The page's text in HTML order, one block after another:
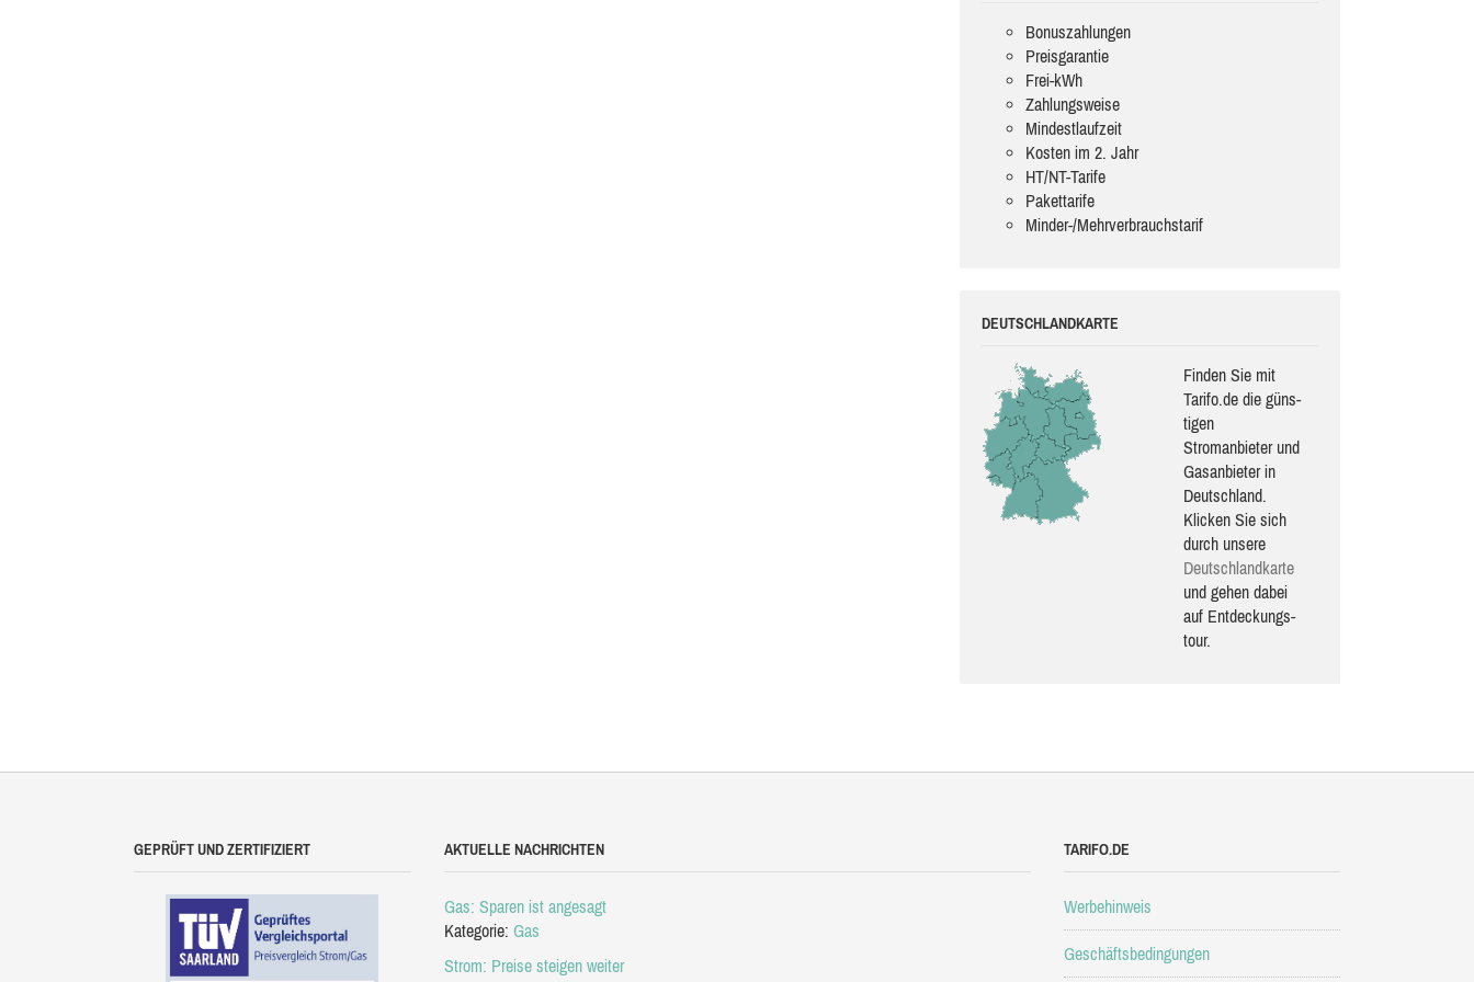
Bonuszahlungen
Preisgarantie
Frei-kWh
Zahlungsweise
Mindestlaufzeit
Kosten im 2. Jahr
HT/NT-Tarife
Pakettarife
Minder-/Mehrverbrauchstarif
DEUTSCHLANDKARTE
Finden Sie mit
Tarifo.de die güns­
ti­gen
Stromanbieter und
Gasanbieter in
Deutschland.
Klicken Sie sich
durch unsere
Deutsch­land­karte
und gehen dabei
auf Ent­de­ckungs­
tour.
GEPRÜFT UND ZERTIFIZIERT AKTUELLE NACHRICHTEN
Gas: Sparen ist angesagt
Kategorie: Gas
Strom: Preise steigen weiter
TARIFO.DE
Werbehinweis
Geschäftsbedingungen